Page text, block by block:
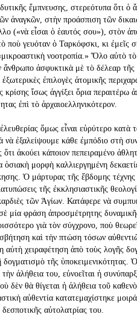
ἔμπνευσης, στερεότυπα ὅτι ὁ
ἀναγκῶν, στὴν προάσπιση τῶν
(«νὰ εἶσαι ὁ ἑαυτός σου»), στὸν
ποὺ γευόταν ὁ Ταρκόφσκι, κι ἐμεῖς
νοοτροπία.» Ὅλο αὐτὸ
ἄνθρωπο ἀσφυκτικὰ μὲ τὸ δέλεαρ
ἐξωτερικὲς ἐπιλογὲς ἀτομικῆς
κρίσης ἴσως ἀγγίξει ὅρια περαιτέρω
ἐπὶ τὸ ἀρχαιοελληνικότερον.
ὅμως εἶναι εὐρύτερο κατὰ
νὰ ἐξαλείψουμε κάθε ἐμπόδιο στὴ
ὅτι ἀκούει κάποιον πεπειραμένο
ὁσιακὴ μορφὴ καλλιεργημένη
Ὁ μάρτυρας τῆς ἕβδομης τέχνης
τῆς ἐκκλησιαστικῆς
τῶν Ἁγίων. Κατάφερε νὰ
μία φράση ἀπροσμέτρητης
γιὰ τὸν σύγχρονο, ποὺ
καὶ τὴν πτώση τόσων
αὐτὴ χειραφέτηση ἀπὸ τοὺς λογῆς
τῆς ὑποκειμενικότητας.
τὴν ἀλήθεια του, εὐνοεῖται ἡ
δὲν θὰ θίγεται ἡ ἀλήθεια τοῦ
αὐθεντία κατατεμαχίστηκε
αὐτολατρίας του.